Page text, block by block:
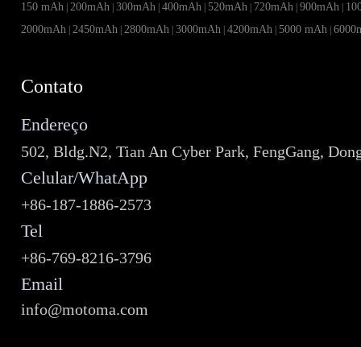
150 mAh |200mAh |300mAh |400mAh 520mAh 720mAh |900mAh
2000mAh |2450mAh |2800mAh |3000mAh |4200mAh 5000 mAh |
Contato
Endereço
502, Bldg.N2, Tian An Cyber Park, FengGang,
Celular/WhatApp
+86-187-1886-2573
Tel
+86-769-8216-3796
Email
info@motoma.com